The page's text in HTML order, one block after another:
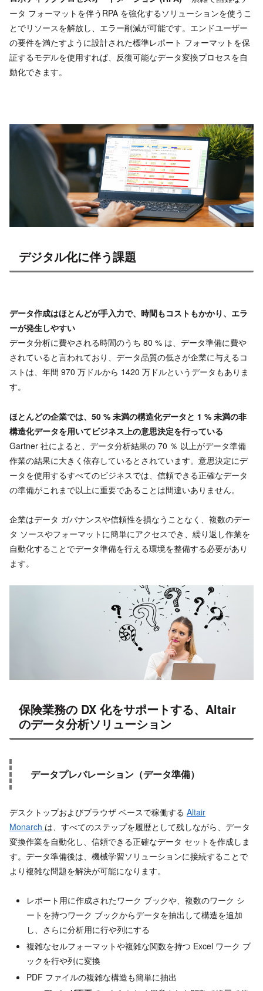
ータ フォーマットを伴うRPA を強化するソリューションを使うこ
とでリソースを解放し、エラー削減が可能です。エンドユーザー
の要件を満たすように設計された標準レポート フォーマットを保
証するモデルを使用すれば、反復可能なデータ変換プロセスを自
動化できます。
デジタル化に伴う課題
データ作成はほとんどが手入力で、時間もコストもかかり、エラ
ーが発生しやすい
データ分析に費やされる時間のうち 80 % は、データ準備に費や
されていると言われており、データ品質の低さが企業に与えるコ
ストは、年間 970 万ドルから 1420 万ドルというデータもありま
す。
ほとんどの企業では、50 % 未満の構造化データと 1 % 未満の非
構造化データを用いてビジネス上の意思決定を行っている
Gartner 社によると、データ分析結果の 70 ％ 以上がデータ準備
作業の結果に大きく依存しているとされています。意思決定にデ
ータを使用するすべてのビジネスでは、信頼できる正確なデータ
の準備がこれまで以上に重要であることは間違いありません。
企業はデータ ガバナンスや信頼性を損なうことなく、複数のデー
タ ソースやフォーマットに簡単にアクセスでき、繰り返し作業を
自動化することでデータ準備を行える環境を整備する必要があり
ます。
保険業務の DX 化をサポートする、Altair
のデータ分析ソリューション
データプレパレーション（データ準備）
デスクトップおよびブラウザ ベースで稼働する Altair
Monarch は、すべてのステップを履歴として残しながら、データ
変換作業を自動化し、信頼できる正確なデータ セットを作成しま
す。データ準備後は、機械学習ソリューションに接続することで
より複雑な問題を解決が可能になります。
レポート用に作成されたワーク ブックや、複数のワーク シ
ートを持つワーク ブックからデータを抽出して構造を追加
し、さらに分析用に行や列にする
複雑なセルフォーマットや複雑な関数を持つ Excel ワーク ブ
ックを行や列に変換
PDF ファイルの複雑な構造も簡単に抽出